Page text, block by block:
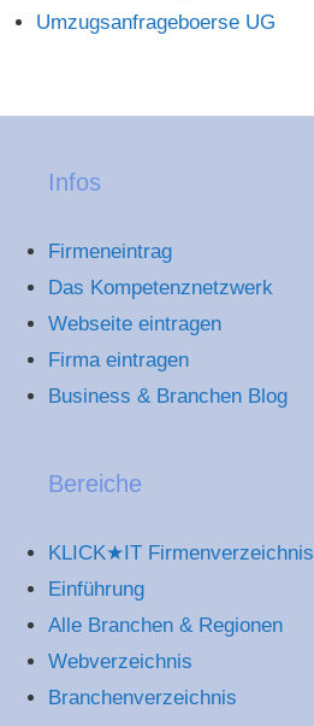
Umzugsanfrageboerse UG
Infos
Firmeneintrag
Das Kompetenznetzwerk
Webseite eintragen
Firma eintragen
Business & Branchen Blog
Bereiche
KLICK★IT Firmenverzeichnis
Einführung
Alle Branchen & Regionen
Webverzeichnis
Branchenverzeichnis